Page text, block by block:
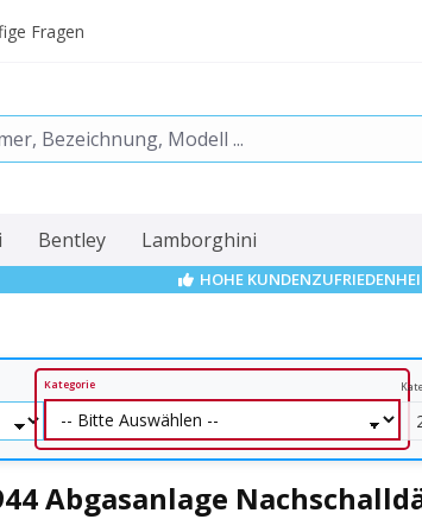
Fragen
Bentley Lamborghini
HOHE
Kategorie
Abgasanlage